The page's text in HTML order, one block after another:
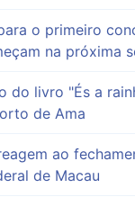
o primeiro
na próxima
do livro "És a
de Ama
ao
de Macau